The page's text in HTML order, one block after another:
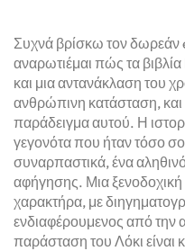
Συχνά βρίσκω τον
αναρωτιέμαι πώς τα
και μια αντανάκλαση του
ανθρώπινη κατάσταση, και
παράδειγμα αυτού. Η
γεγονότα που ήταν τόσο
συναρπαστικά, ένα
αφήγησης. Μια
χαρακτήρα, με
ενδιαφέρουμενος από την
παράσταση του Λόκι είναι